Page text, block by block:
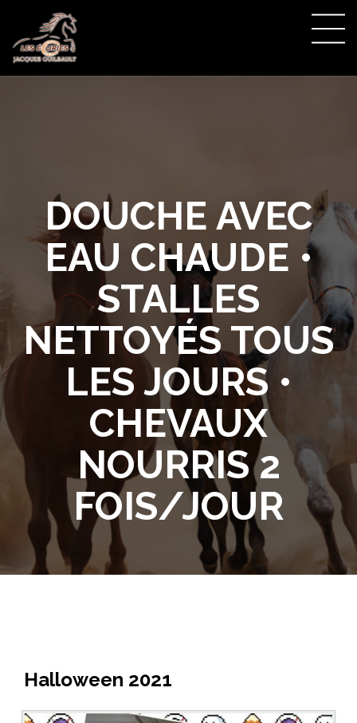
DOUCHE AVEC
EAU CHAUDE •
STALLES
NETTOYÉS TOUS
LES JOURS •
CHEVAUX
NOURRIS 2
FOIS/JOUR
Halloween 2021